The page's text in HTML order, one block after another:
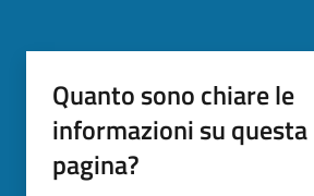
Quanto sono chiare le
informazioni su questa
pagina?